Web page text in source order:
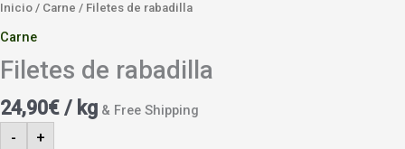
Inicio / Carne / Filetes de rabadilla
Carne
Filetes de rabadilla
24,90€ / kg & Free Shipping
- +